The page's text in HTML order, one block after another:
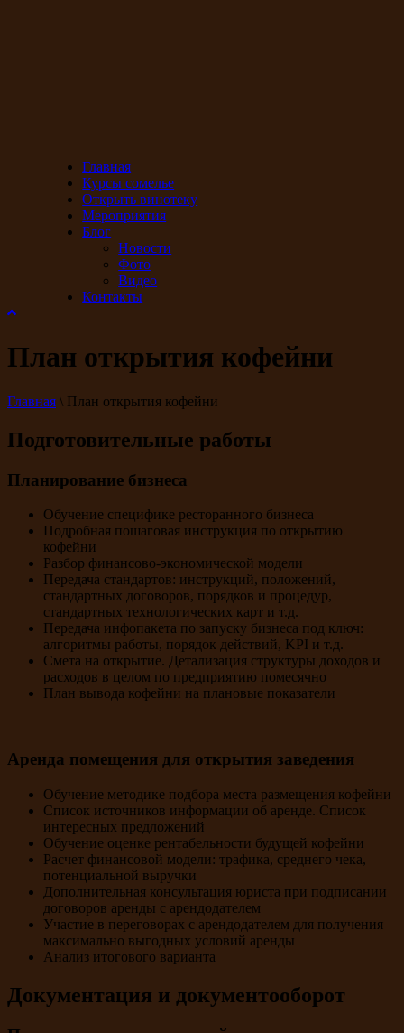
Главная
Курсы сомелье
Открыть винотеку
Мероприятия
Блог
Новости
Фото
Видео
Контакты
План открытия кофейни
Главная \ План открытия кофейни
Подготовительные работы
Планирование бизнеса
Обучение специфике ресторанного бизнеса
Подробная пошаговая инструкция по открытию
кофейни
Разбор финансово-экономической модели
Передача стандартов: инструкций, положений,
стандартных договоров, порядков и процедур,
стандартных технологических карт и т.д.
Передача инфопакета по запуску бизнеса под ключ:
алгоритмы работы, порядок действий, KPI и т.д.
Смета на открытие. Детализация структуры доходов и
расходов в целом по предприятию помесячно
План вывода кофейни на плановые показатели
Аренда помещения для открытия заведения
Обучение методике подбора места размещения кофейни
Список источников информации об аренде. Список
интересных предложений
Обучение оценке рентабельности будущей кофейни
Расчет финансовой модели: трафика, среднего чека,
потенциальной выручки
Дополнительная консультация юриста при подписании
договоров аренды с арендодателем
Участие в переговорах с арендодателем для получения
максимально выгодных условий аренды
Анализ итогового варианта
Документация и документооборот